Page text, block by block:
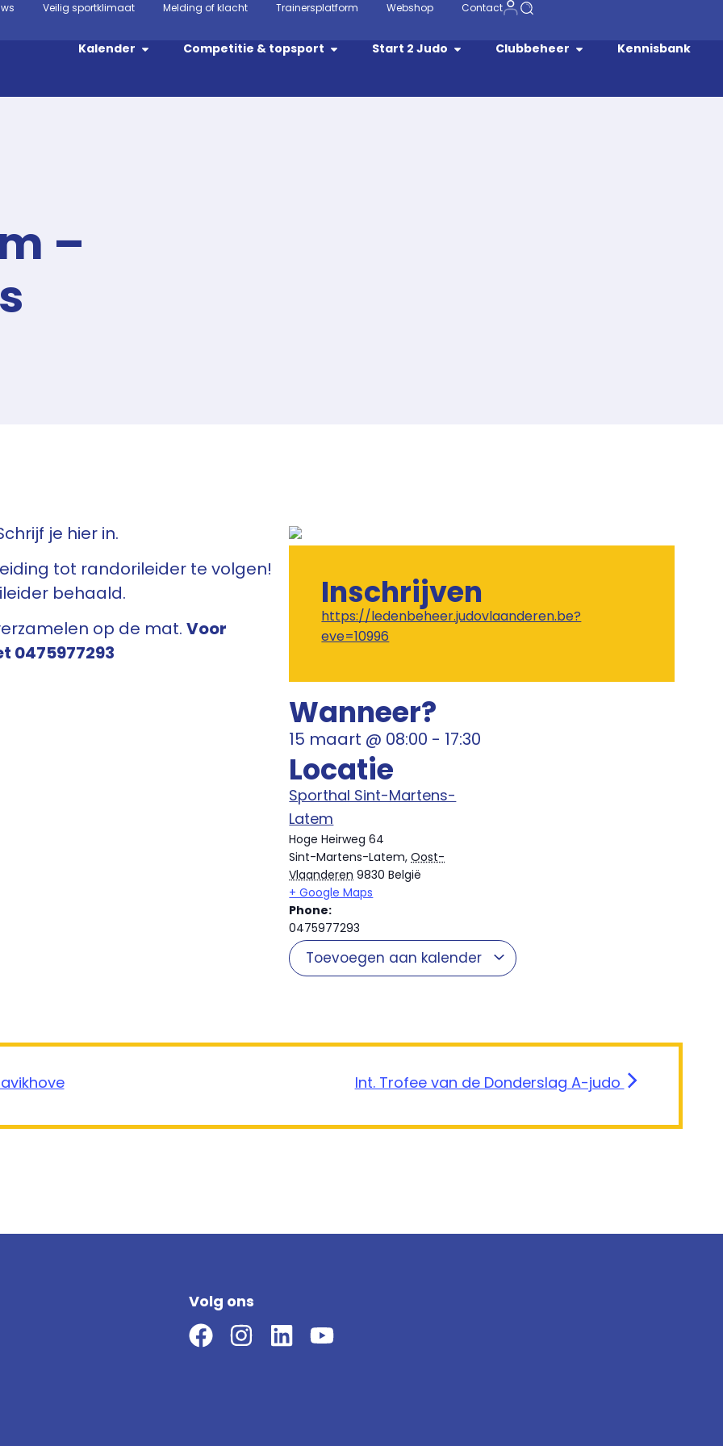
Veilig sportklimaat Melding of klacht Trainersplatform Webshop Contact
Kalender Competitie & topsport Start 2 Judo Clubbeheer Kennisbank
–
je hier in.
tot randorileider te volgen!
behaald.
op de mat. Voor
0475977293
Inschrijven
https://ledenbeheer.judovlaanderen.be?
eve=10996
Wanneer?
15 maart @ 08:00 - 17:30
Locatie
Sporthal Sint-Martens-
Latem
Hoge Heirweg 64
Sint-Martens-Latem, Oost-
Vlaanderen 9830 België
+ Google Maps
Phone:
0475977293
Toevoegen aan kalender
Int. Trofee van de Donderslag A-judo
Volg ons